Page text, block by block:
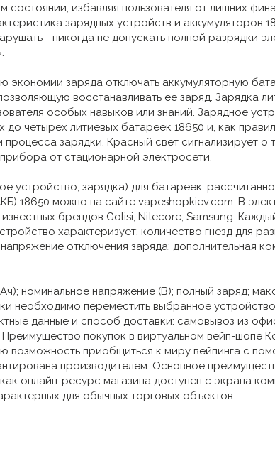
избавляя пользователя от лишних
зарядных устройств и аккумуляторов
- никогда не допускать полной разрядки
экономии заряда отключать аккумуляторную
восстанавливать ее заряд. Зарядка
особых навыков или знаний. Зарядное
четырех литиевых батареек 18650 и, как
зарядки. Красный свет сигнализирует о
от стационарной электросети.
устройство, зарядка) для батареек,
18650 можно на сайте vapeshopkiev.com. В
брендов Golisi, Nitecore, Samsung.
характеризует: количество гнезд для
отключения заряда; дополнительная
номинальное напряжение (В); полный заряд;
необходимо переместить выбранное
данные и способ доставки: самовывоз из
покупок в виртуальном вейп-шопе
возможность приобщиться к миру вейпинга с
производителем. Основное
онлайн-ресурс магазина доступен с экрана
для обычных торговых объектов.